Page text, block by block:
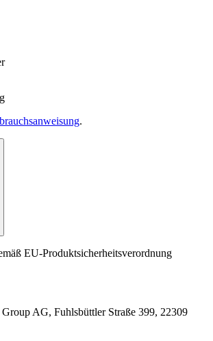
.
EU-Produktsicherheitsverordnung
AG, Fuhlsbüttler Straße 399, 22309